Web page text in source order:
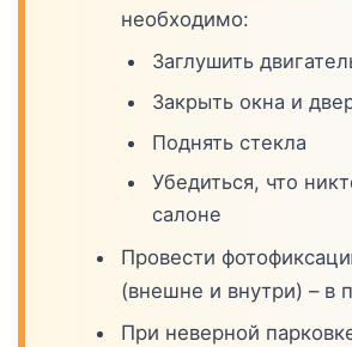
необходимо:
Заглушить
Закрыть окна и
Поднять стекла
Убедиться, что
салоне
Провести
(внешне и внутри) – в
При неверной